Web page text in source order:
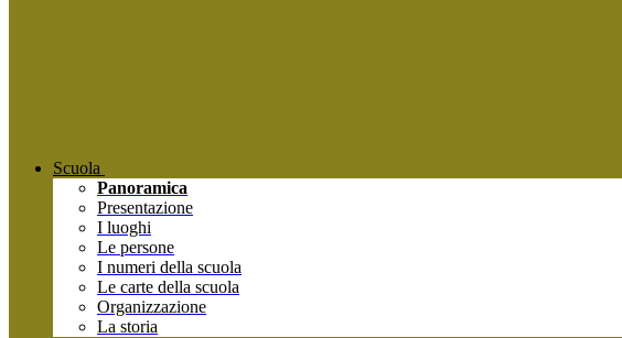
Scuola
Panoramica
Presentazione
I luoghi
Le persone
I numeri della scuola
Le carte della scuola
Organizzazione
La storia